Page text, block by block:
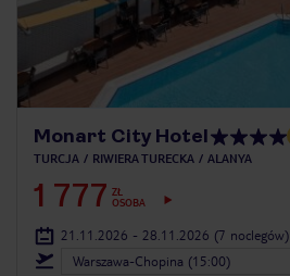
Monart City Hotel
TURCJA RIWIERA TURECKA ALANYA
1 777 ZŁ
OSOBA
21.11.2026 - 28.11.2026 (7 noclegów)
Warszawa-Chopina (15:00)